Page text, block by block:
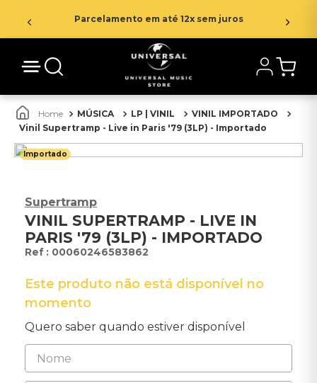
Parcelamento em até 12x sem juros
MÚSICA LP | VINIL
VINIL IMPORTADO
Vinil Supertramp - Live in Paris '79 (3LP) - Importado
Importado
Supertramp
VINIL SUPERTRAMP - LIVE IN
PARIS '79 (3LP) - IMPORTADO
: 00060246583862
Este produto não está disponível no
momento
Quero saber quando estiver disponível